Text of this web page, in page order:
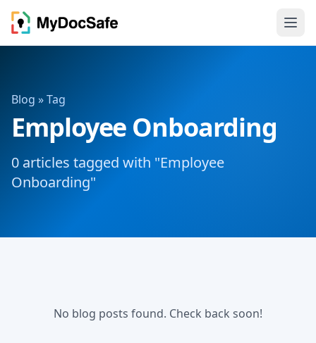
Blog » Tag
Employee Onboarding
0 articles tagged with "Employee
Onboarding"
No blog posts found. Check back soon!